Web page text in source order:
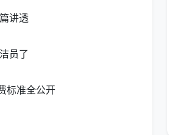
深度保洁或专项保洁的范畴。
讲透
员了
标准全公开